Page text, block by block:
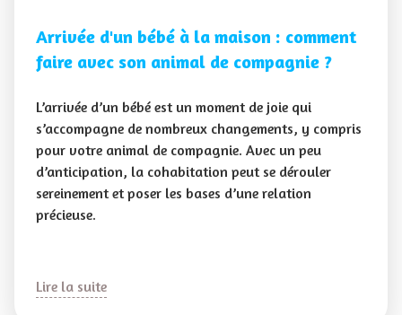
Arrivée d'un bébé à la maison : comment
faire avec son animal de compagnie ?
L’arrivée d’un bébé est un moment de joie qui
s’accompagne de nombreux changements, y compris
pour votre animal de compagnie. Avec un peu
d’anticipation, la cohabitation peut se dérouler
sereinement et poser les bases d’une relation
précieuse.
Lire la suite